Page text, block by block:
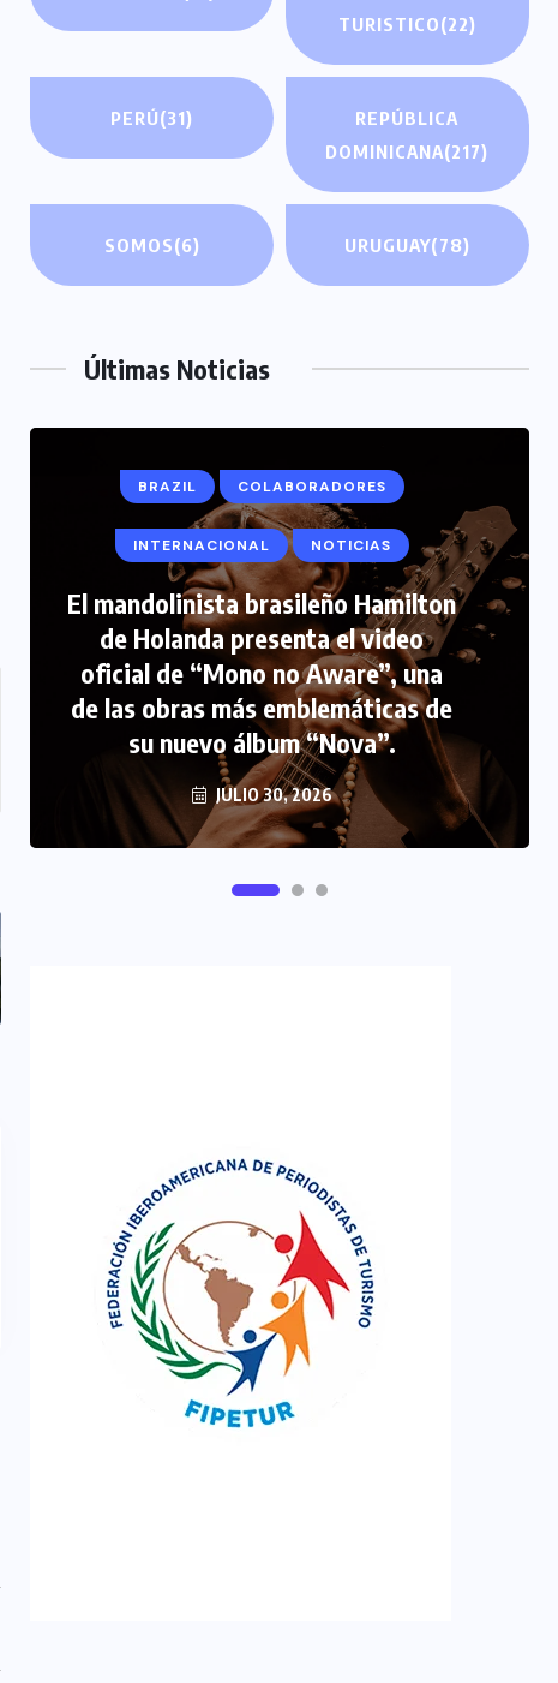
TURISTICO(22)
PERÚ(31)
REPÚBLICA
DOMINICANA(217)
SOMOS(6) URUGUAY(78)
Últimas Noticias
BRAZIL COLABORADORES
INTERNACIONAL NOTICIAS
El mandolinista brasileño Hamilton
de Holanda presenta el video
oficial de “Mono no Aware”, una
de las obras más emblemáticas de
su nuevo álbum “Nova”.
JULIO 30, 2026
COLABORADORES INTERNACIONAL
NOTICIAS PERIODISMO TURISTICO
FIPETUR se solidariza con
Venezuela
JUNIO 29, 2026